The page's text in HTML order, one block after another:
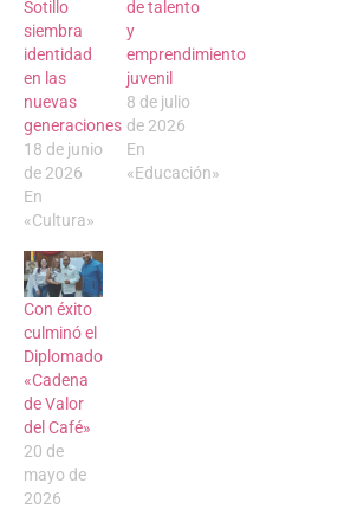
Sotillo
siembra
identidad
en las
nuevas
generaciones
18 de junio
de 2026
En
«Cultura»
de talento
y
emprendimiento
juvenil
8 de julio
de 2026
En
«Educación»
Con éxito
culminó el
Diplomado
«Cadena
de Valor
del Café»
20 de
mayo de
2026